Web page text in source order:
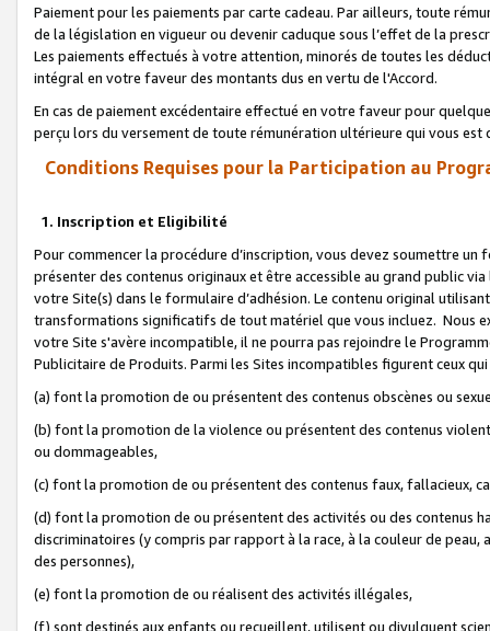
Paiement pour les paiements par carte cadeau. Par ailleurs, toute
de la législation en vigueur ou devenir caduque sous l’effet de la
Les paiements effectués à votre attention, minorés de toutes les
intégral en votre faveur des montants dus en vertu de l'Accord.
En cas de paiement excédentaire effectué en votre faveur pour
perçu lors du versement de toute rémunération ultérieure qui vous est
Conditions Requises pour la Participation au
1. Inscription et Eligibilité
Pour commencer la procédure d’inscription, vous devez soumettre
présenter des contenus originaux et être accessible au grand public
votre Site(s) dans le formulaire d’adhésion. Le contenu original
transformations significatifs de tout matériel que vous incluez. Nous
votre Site s'avère incompatible, il ne pourra pas rejoindre le
Publicitaire de Produits. Parmi les Sites incompatibles figurent ceux
(a) font la promotion de ou présentent des contenus obscènes ou
(b) font la promotion de la violence ou présentent des contenus
ou dommageables,
(c) font la promotion de ou présentent des contenus faux, fallacieux,
(d) font la promotion de ou présentent des activités ou des contenus
discriminatoires (y compris par rapport à la race, à la couleur de
des personnes),
(e) font la promotion de ou réalisent des activités illégales,
(f) sont destinés aux enfants ou recueillent, utilisent ou divulguent